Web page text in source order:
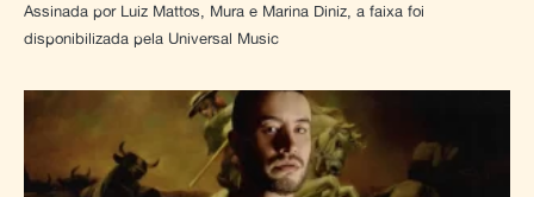
Assinada por Luiz Mattos, Mura e Marina Diniz, a faixa foi
disponibilizada pela Universal Music